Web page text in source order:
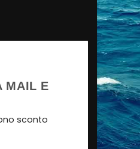
MAIL E
sconto